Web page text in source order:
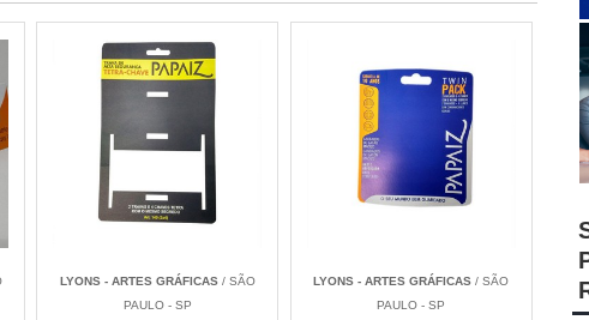
LYONS - ARTES GRÁFICAS/ SÃO
PAULO - SP
LYONS - ARTES GRÁFICAS / SÃO
PAULO - SP